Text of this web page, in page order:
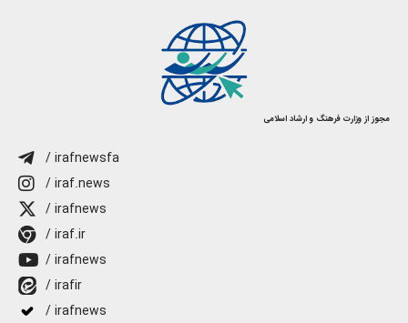
مجوز از وزارت فرهنگ و ارشاد اسلامی
/ irafnewsfa
/ iraf.news
/ irafnews
/ iraf.ir
/ irafnews
/ irafir
/ irafnews